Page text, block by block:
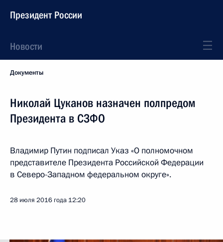
Президент России
Новости
Документы
Николай Цуканов назначен полпредом
Президента в СЗФО
Владимир Путин подписал Указ «О полномочном
представителе Президента Российской Федерации
в Северо-Западном федеральном округе».
28 июля 2016 года 12:20